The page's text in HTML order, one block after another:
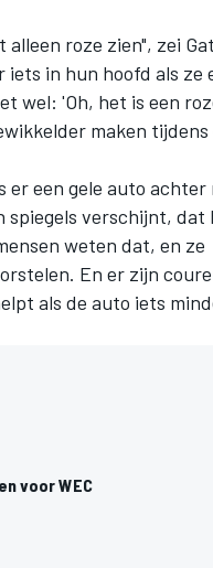
roze zien", zei
in hun hoofd als ze
wel: 'Oh, het is een
maken tijdens
een gele auto achter
spiegels verschijnt, dat
weten dat, en ze
En er zijn
als de auto iets
voor WEC